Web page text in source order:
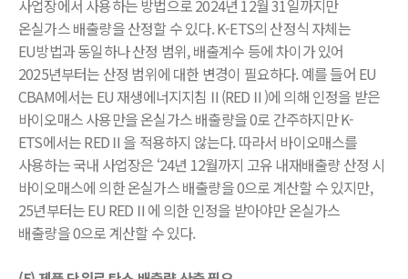
사업장에서 사용하는 방법으로 2024년 12월 31일까지만
온실가스 배출량을 산정할 수 있다. K-ETS의 산정식 자체는
EU방법과 동일하나 산정 범위, 배출계수 등에 차이가 있어
2025년부터는 산정 범위에 대한 변경이 필요하다. 예를 들어 EU
CBAM에서는 EU 재생에너지지침Ⅱ(REDⅡ)에 의해 인정을 받은
바이오매스 사용만을 온실가스 배출량을 0로 간주하지만 K-
ETS에서는 REDⅡ을 적용하지 않는다. 따라서 바이오매스를
사용하는 국내 사업장은 ‘24년 12월까지 고유 내재배출량 산정 시
바이오매스에 의한 온실가스 배출량을 0으로 계산할 수 있지만,
25년부터는 EU REDⅡ에 의한 인정을 받아야만 온실가스
배출량을 0으로 계산할 수 있다.